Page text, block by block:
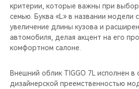
критерии, которые важны при
семью. Буква «L» в названии модели
увеличение длины кузова и
автомобиля, делая акцент на его
комфортном салоне.
Внешний облик TIGGO 7L исполнен в
дизайнерской преемственностью